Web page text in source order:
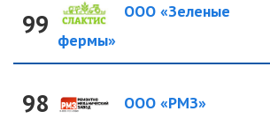
99
ООО «Зеленые
фермы»
98 ООО «РМЗ»